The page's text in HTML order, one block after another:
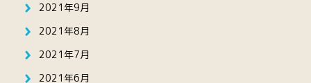
2021年9月
2021年8月
2021年7月
2021年6月